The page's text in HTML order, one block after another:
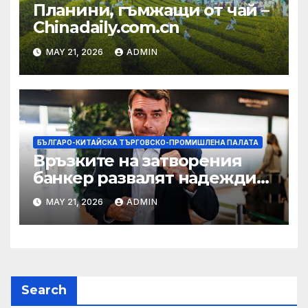
Планини, гъмжащи от чай –
Chinadaily.com.cn
MAY 21, 2026 ADMIN
БЪЛГАРО-КИТАЙСКА ТЪРГОВСКО-ПРОМИШЛЕНА ПАЛАТА
Връзките на затворения
банкер развалят надеждите
на Флавио Болсонаро за
президент на Бразилия
MAY 21, 2026 ADMIN
Search